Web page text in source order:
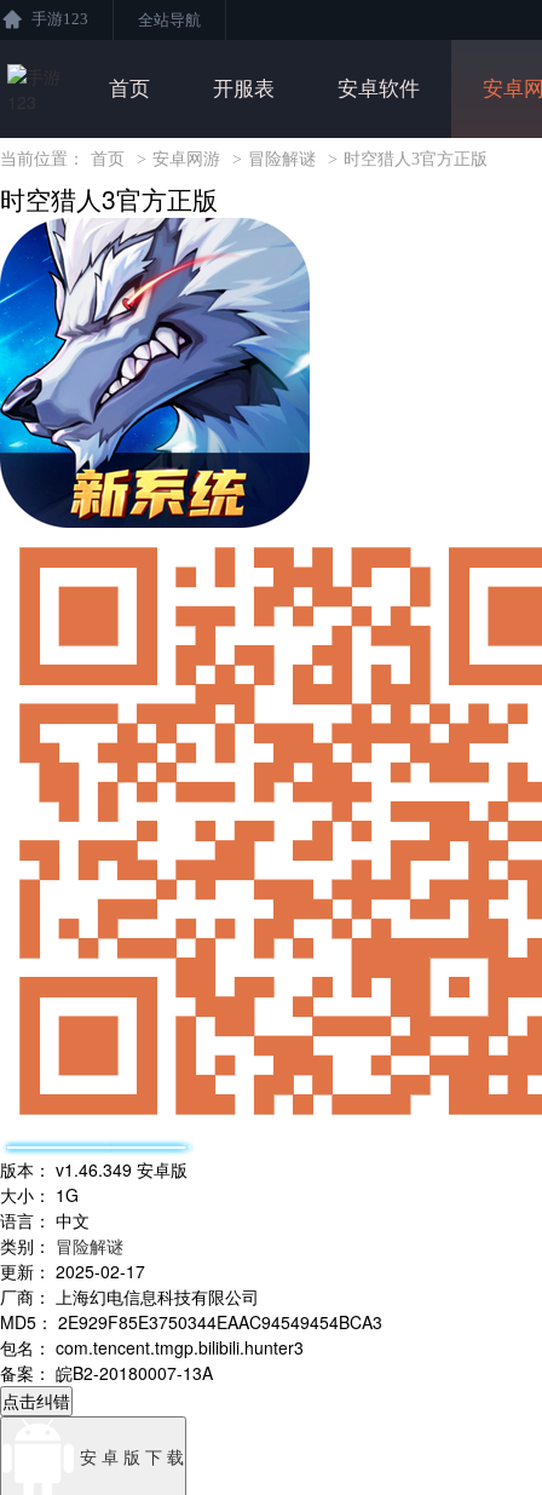
手游123 全站导航
首页 开服表 安卓软件 安卓
当前位置： 首页 > 安卓网游 > 冒险解谜 > 时空猎人3官方正版
时空猎人3官方正版
版本 ： v1.46.349 安卓版
大小 ： 1G
语言 ： 中文
类别 ： 冒险解谜
更新 ： 2025-02-17
厂商 ： 上海幻电信息科技有限公司
MD5 ： 2E929F85E3750344EAAC94549454BCA3
包名 ： com.tencent.tmgp.bilibili.hunter3
备案 ： 皖B2-20180007-13A
点击纠错
安 卓 版 下 载